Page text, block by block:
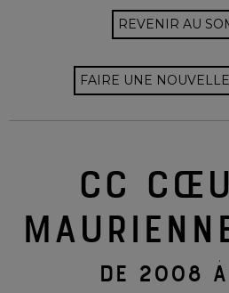
REVENIR AU
FAIRE UNE
CC
DE 2008